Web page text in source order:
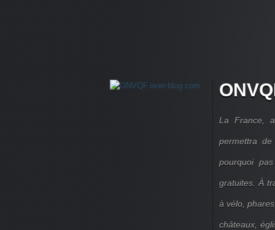
La France,
permettra
pourquoi
gratuites. À
à vélo,
châteaux,